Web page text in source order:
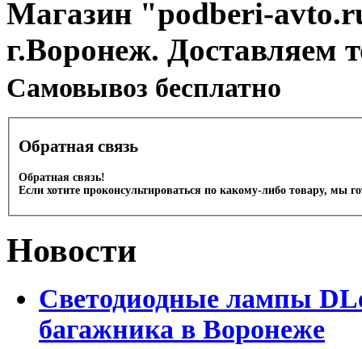
Магазин "podberi-
г.Воронеж. Доставляем
Cамовывоз бесплатно
Обратная связь
Обратная связь!
Если хотите проконсультироваться по какому-либо товару, мы
Новости
Светодиодные лампы
багажника в Воронеже